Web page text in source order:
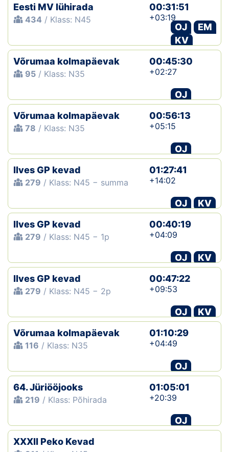
Eesti MV lühirada
434 / Klass: N45
00:31:51
+03:19
OJ
EM
KV
Võrumaa kolmapäevak
95 / Klass: N35
00:45:30
+02:27
OJ
Võrumaa kolmapäevak
78 / Klass: N35
00:56:13
+05:15
OJ
Ilves GP kevad
279 / Klass: N45 − summa
01:27:41
+14:02
OJ
KV
Ilves GP kevad
279 / Klass: N45 − 1p
00:40:19
+04:09
OJ
KV
Ilves GP kevad
279 / Klass: N45 − 2p
00:47:22
+09:53
OJ
KV
Võrumaa kolmapäevak
116 / Klass: N35
01:10:29
+04:49
OJ
64. Jüriööjooks
219 / Klass: Põhirada
01:05:01
+20:39
OJ
XXXII Peko Kevad